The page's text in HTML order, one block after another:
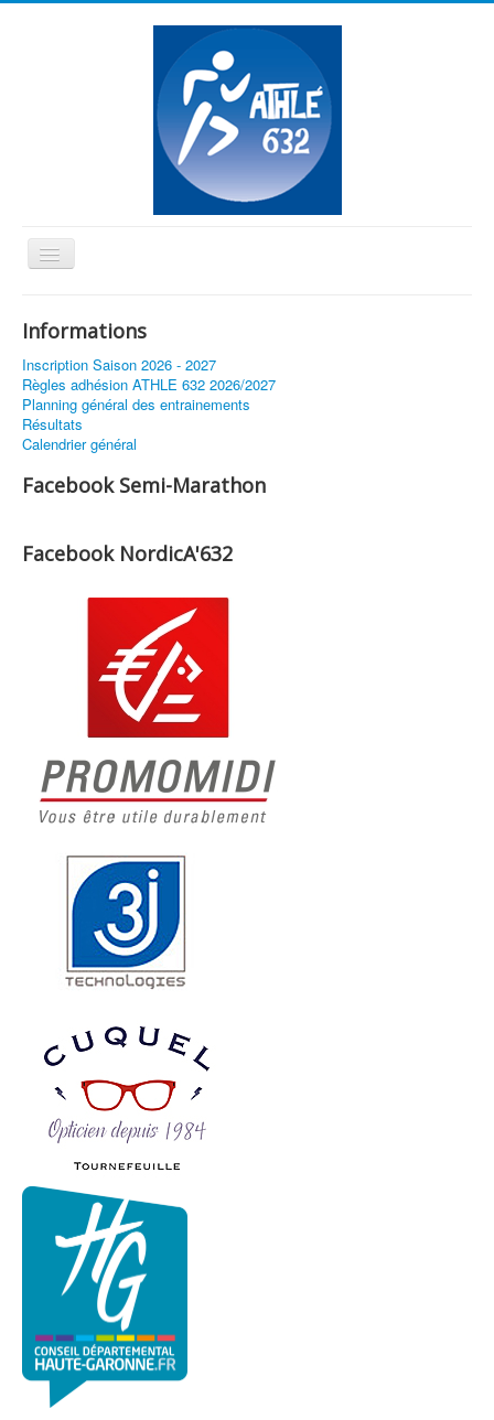
Basculer
la
Vous êtes ici :
Informations
Inscription Saison 2026 - 2027
Règles adhésion ATHLE 632 2026/2027
Planning général des entrainements
Résultats
Calendrier général
Facebook Semi-Marathon
Facebook NordicA'632